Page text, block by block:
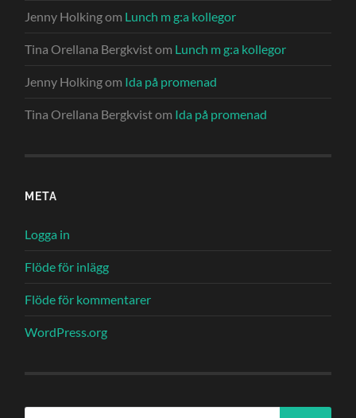
Jenny Holkingom Lunch m g:a kollegor
Tina Orellana Bergkvistom Lunch m g:a kollegor
Jenny Holkingom Ida på promenad
Tina Orellana Bergkvistom Ida på promenad
META
Logga in
Flöde för inlägg
Flöde för kommentarer
WordPress.org